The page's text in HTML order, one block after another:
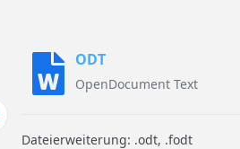
ODT
OpenDocument Text
Dateierweiterung: .odt, .fodt